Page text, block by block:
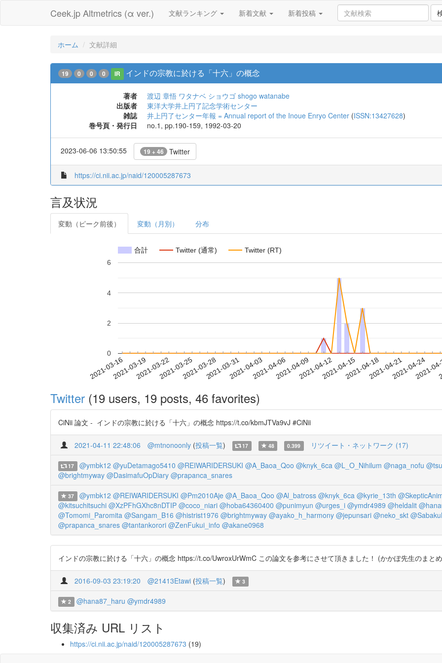
Ceek.jp Altmetrics (α ver.) 文献ランキング 新着文献 新着投稿
ホーム 文献詳細
19 0 0 0 IR インドの宗教に於ける「十六」の概念
著者 渡辺 章悟 ワタナベ ショウゴ shogo watanabe
出版者
東洋大学井上円了記念学術センター
雑誌
井上円了センター年報 = Annual report of the Inoue Enryo Center (ISSN:13427628)
巻号頁・発行日
no.1, pp.190-159, 1992-03-20
2023-06-06 13:50:55 19 + 46 Twitter
https://ci.nii.ac.jp/naid/120005287673
言及状況
変動（ピーク前後） 変動（月別） 分布
合計 Twitter (通常) Twitter (RT)
2021-03-162021-03-192021-03-222021-03-252021-03-282021-03-312021-04-032021-04-062021-04-092021-04-122021-04-152021-04-182021-04-212021-04-24
2021-
0
2
4
6
Twitter (19 users, 19 posts, 46 favorites)
CiNii 論文 - インドの宗教に於ける「十六」の概念 https://t.co/kbmJTVa9vJ #CiNii
2021-04-11 22:48:06 @mtnonoonly (投稿一覧) 17 48 0.399 リツイート・ネットワーク (17)
17 @ymbk12 @yuDetamago5410 @REIWARIDERSUKI @A_Baoa_Qoo @knyk_6ca @L_O_Nihilum @naga_nofu
@brightmyway @DasimafuOpDiary @prapanca_snares
37 @ymbk12 @REIWARIDERSUKI @Pm2010Aje @A_Baoa_Qoo @Al_batross @knyk_6ca @kyrie_13th
@kitsuchitsuchi @XzPFhGXhc8nDTIP @coco_niari @hoba64360400 @punimyun @urges_i @ymdr4989 @heldalit
@Tomomi_Paromita @Sangam_B16 @histrist1976 @brightmyway @ayako_h_harmony @jepunsari @neko_skt
@prapanca_snares @tantankorori @ZenFukui_info @akane0968
インドの宗教に於ける「十六」の概念 https://t.co/UwroxUrWmC この論文を参考にさせて頂きました！ (かかぽ先生のまと
2016-09-03 23:19:20 @21413Etawi (投稿一覧) 3
2 @hana87_haru @ymdr4989
収集済み URL リスト
https://ci.nii.ac.jp/naid/120005287673 (19)